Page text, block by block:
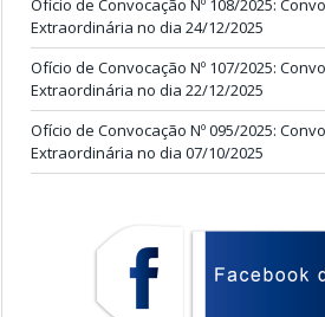
Ofício de Convocação Nº 108/2025:
Extraordinária no dia 24/12/2025
Ofício de Convocação Nº 107/2025:
Extraordinária no dia 22/12/2025
Ofício de Convocação Nº 095/2025:
Extraordinária no dia 07/10/2025